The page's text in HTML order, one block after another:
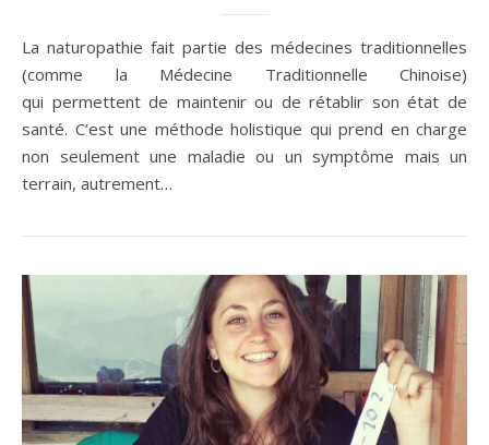
La naturopathie fait partie des médecines traditionnelles
(comme la Médecine Traditionnelle Chinoise)
qui permettent de maintenir ou de rétablir son état de
santé. C’est une méthode holistique qui prend en charge
non seulement une maladie ou un symptôme mais un
terrain, autrement…